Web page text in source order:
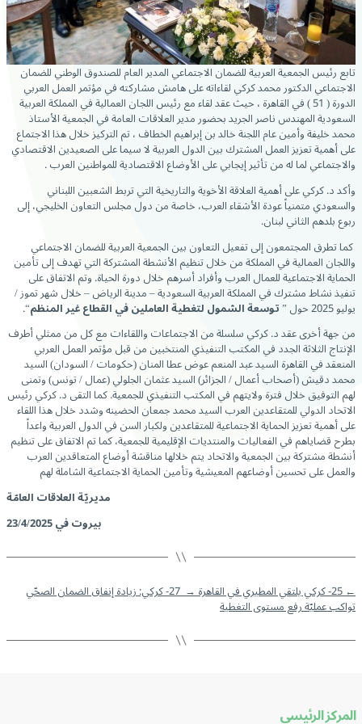
تابع رئيس الجمعية العربية للضمان الاجتماعي المدير العام للصندوق الوطني للضمان
الاجتماعي الدكتور محمد كركي لقاءاته على هامش مشاركته في مؤتمر العمل العربي
الدورة ( 51 ) في القاهرة ، حيث عقد لقاء مع رئيس اللجان العمالية في المملكة العربية
السعودية المهندس ناصر الجريد بحضور مدير العلاقات العامة في الجمعية الأستاذ
محمد خليفة وأمين عام اللجنة خالد بن إبراهيم الخطاف ، تم التركيز خلال هذا الاجتماع
على أهمية تعزيز العمل المشترك بين الدول العربية لا سيما على الصعيدين الاقتصادي
والاجتماعي لما له من تأثير إيجابي على الأوضاع الاقتصادية للمواطنين العرب .
وأكد د. كركي على أهمية العلاقة الأخوية والتاريخية التي تربط الشعبين اللبناني
والسعودي متمنياً عودة الأشقاء العرب، خاصة من دول مجلس التعاون الخليجي، إلى
ربوع بلدهم الثاني لبنان.
كما تطرق المجتمعون إلى تفعيل التعاون بين الجمعية العربية للضمان الاجتماعي
واللجان العمالية في المملكة من خلال تنظيم الأنشطة المشتركة التي تهدف إلى تأمين
الحماية الاجتماعية للعمال العرب وأفراد أسرهم خلال دورة الحياة. وتم الاتفاق على
تنفيذ نشاط مشترك في المملكة العربية السعودية – مدينة الرياض – خلال شهر تموز /
يوليو 2025 حول ” توسعة الشمول لتغطية العاملين في القطاع غير المنظم“.
من جهة أخرى عقد د. كركي سلسلة من الاجتماعات واللقاءات مع كل من ممثلي أطرف
الإنتاج الثلاثة الجدد في المكتب التنفيذي المنتخبين من قبل مؤتمر العمل العربي
المنعقد في القاهرة السيد عبد المنعم عوض عطا المنان (حكومات / السودان) السيد
محمد دقيش (أصحاب أعمال / الجزائر) السيد عثمان الجلولي (عمال / تونس) وتمنى
لهم التوفيق خلال فترة ولايتهم في المكتب التنفيذي للجمعية. كما التقى د. كركي رئيس
الاتحاد الدولي للمتقاعدين العرب السيد محمد جمعان الحضينه وشدد خلال هذا اللقاء
على أهمية تعزيز الحماية الاجتماعية للمتقاعدين ولكبار السن في الدول العربية واعداً
بطرح قضاياهم في الفعاليات والمنتديات الإقليمية للجمعية، كما تم الاتفاق على تنظيم
أنشطة مشتركة بين الجمعية والاتحاد يتم خلالها مناقشة أوضاع المتعاقدين العرب
والعمل على تحسين أوضاعهم المعيشية وتأمين الحماية الاجتماعية الشاملة لهم
مديريّة العلاقات العامّة
بيروت في 23/4/2025
←25- كركي يلتقي المطيري في القاهرة → 27- كركي: زيادة إنفاق الضمان الصحّي
تواكب عمليّة رفع مستوى التغطية
المركز الرئيسي